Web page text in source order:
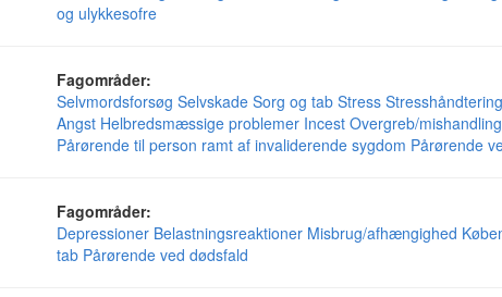
og ulykkesofre
Fagområder:
Selvmordsforsøg Selvskade Sorg og tab Stress Stresshåndtering
Angst Helbredsmæssige problemer Incest Overgreb/mishandling
Pårørende til person ramt af invaliderende sygdom Pårørende
Fagområder:
Depressioner Belastningsreaktioner Misbrug/afhængighed
tab Pårørende ved dødsfald